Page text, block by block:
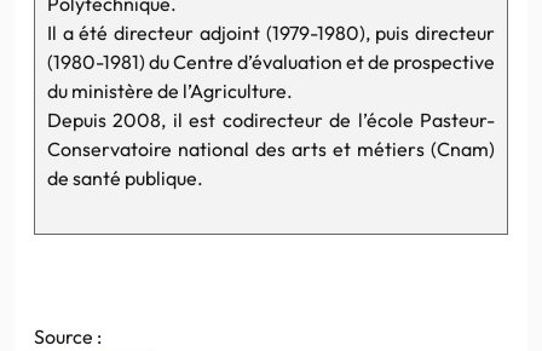
Il a été directeur adjoint (1979-1980), puis directeur
(1980-1981) du Centre d’évaluation et de prospective
du ministère de l’Agriculture.
Depuis 2008, il est codirecteur de l’école Pasteur-
Conservatoire national des arts et métiers (Cnam)
de santé publique.
Source :